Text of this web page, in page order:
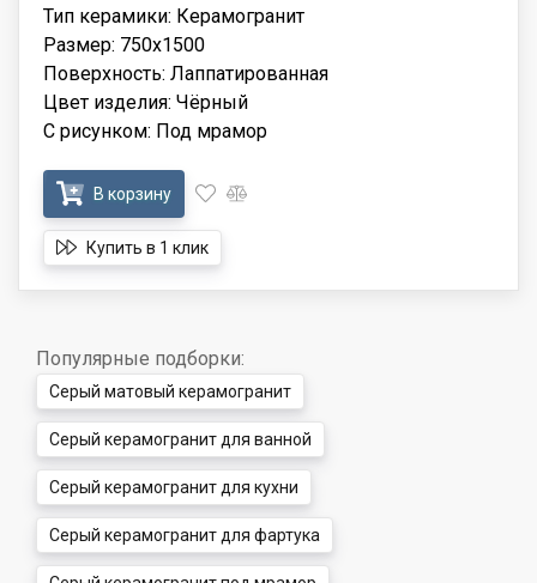
Тип керамики: Керамогранит
Размер: 750x1500
Поверхность: Лаппатированная
Цвет изделия: Чёрный
С рисунком: Под мрамор
В корзину
Купить в 1 клик
Популярные подборки:
Серый матовый керамогранит
Серый керамогранит для ванной
Серый керамогранит для кухни
Серый керамогранит для фартука